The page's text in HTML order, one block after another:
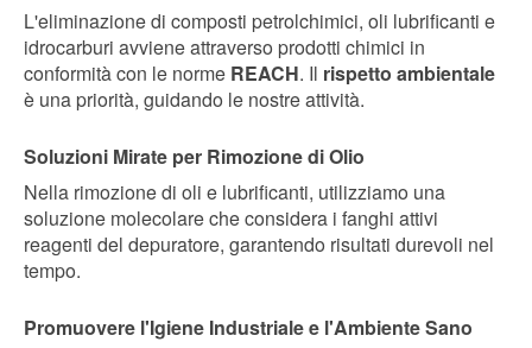
L'eliminazione di composti petrolchimici, oli lubrificanti e
idrocarburi avviene attraverso prodotti chimici in
conformità con le norme REACH. Il rispetto ambientale
è una priorità, guidando le nostre attività.
Soluzioni Mirate per Rimozione di Olio
Nella rimozione di oli e lubrificanti, utilizziamo una
soluzione molecolare che considera i fanghi attivi
reagenti del depuratore, garantendo risultati durevoli nel
tempo.
Promuovere l'Igiene Industriale e l'Ambiente Sano